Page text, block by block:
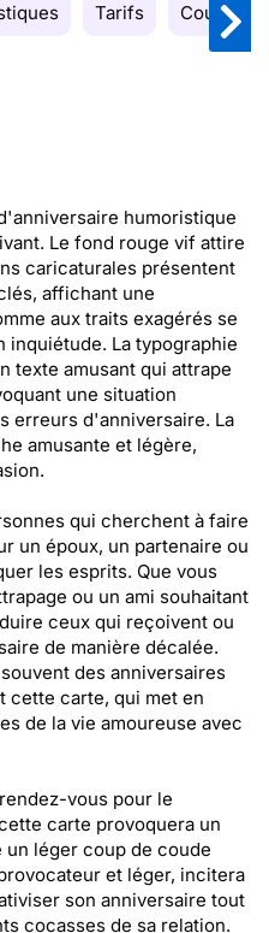
Tarifs Couleurs
humoristique
Le fond rouge vif attire
caricaturales présentent
affichant une
aux traits exagérés se
inquiétude. La typographie
texte amusant qui attrape
une situation
erreurs d'anniversaire. La
amusante et légère,
qui cherchent à faire
un époux, un partenaire ou
les esprits. Que vous
ou un ami souhaitant
ceux qui reçoivent ou
de manière décalée.
des anniversaires
cette carte, qui met en
de la vie amoureuse avec
vous pour le
carte provoquera un
léger coup de coude
et léger, incitera
son anniversaire tout
cocasses de sa relation.